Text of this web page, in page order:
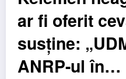
ar fi oferit
susține:
ANRP-ul în…